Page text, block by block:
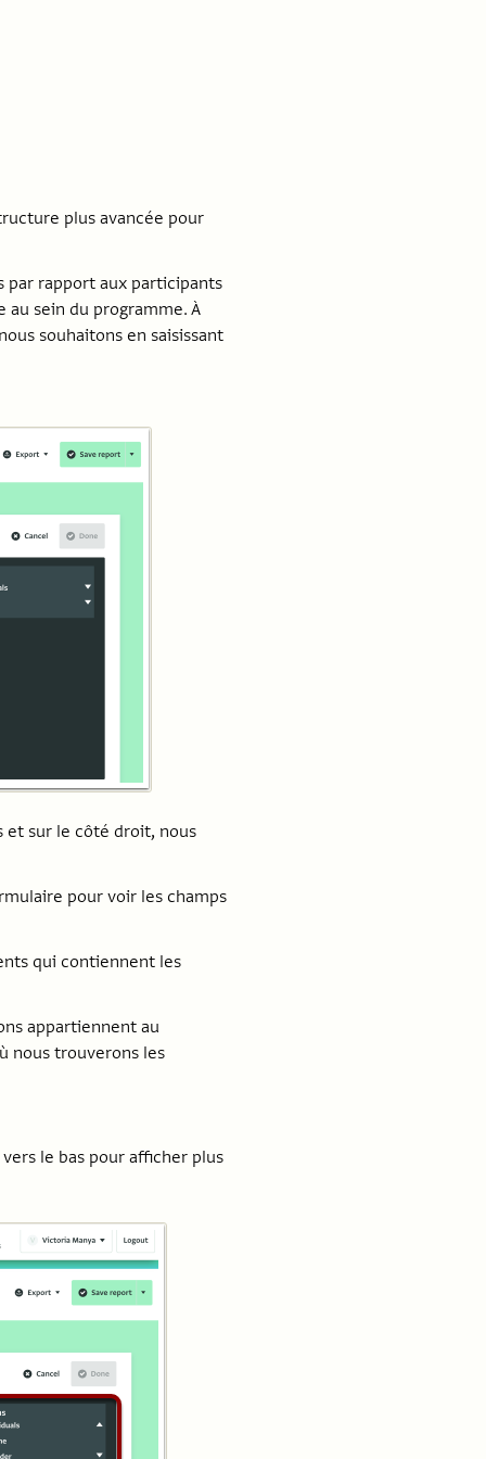
plus avancée pour
par rapport aux participants
sein du programme. À
souhaitons en saisissant
et sur le côté droit, nous
pour voir les champs
qui contiennent les
appartiennent au
nous trouverons les
le bas pour afficher plus